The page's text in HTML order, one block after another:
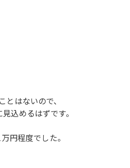
はないので、
込めるはずです。
円程度でした。